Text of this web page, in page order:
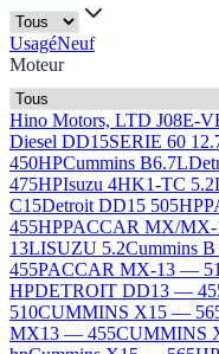
UsagéNeuf
Moteur
Hino Motors, LTD J08E-
Diesel DD15SERIE 60
450HPCummins B6.7L
475HPIsuzu 4HK1-TC
C15Detroit DD15 505HP
455HPPACCAR MX/MX-
13LISUZU 5.2Cummins
455PACCAR MX-13 —
HPDETROIT DD13 —
510CUMMINS X15 —
MX13 — 455CUMMINS